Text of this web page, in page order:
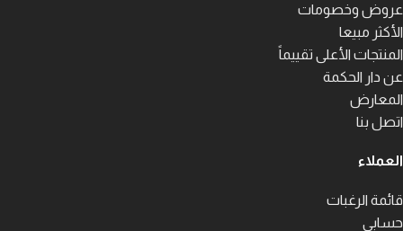
عروض وخصومات
الأكثر مبيعا
المنتجات الأعلى تقييماً
عن دار الحكمة
المعارض
اتصل بنا
العملاء
قائمة الرغبات
حسابي